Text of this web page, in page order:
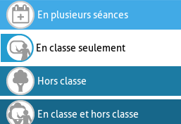
En plusieurs séances
En classe seulement
Hors classe
En classe et hors classe